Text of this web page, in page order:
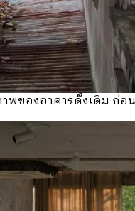
พของอาคารดั้งเดิม ก่อ